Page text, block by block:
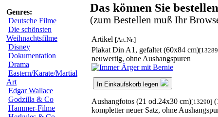
Genres:
Deutsche Filme
Die schönsten
Weihnachtsfilme
Disney
Dokumentation
Drama
Eastern/Karate/Martial
Art
Edgar Wallace
Godzilla & Co
Hammer-Filme
Das können Sie
(zum Bestellen muß Ihr
Artikel [Art.Nr.]
Plakat Din A1, gefaltet (60x84 cm)
neuwertig, ohne Aushangspuren
In Einkaufskorb legen
Aushangfotos (21 od.24x30 cm)[13290]
kompletter neuer Satz, ohne